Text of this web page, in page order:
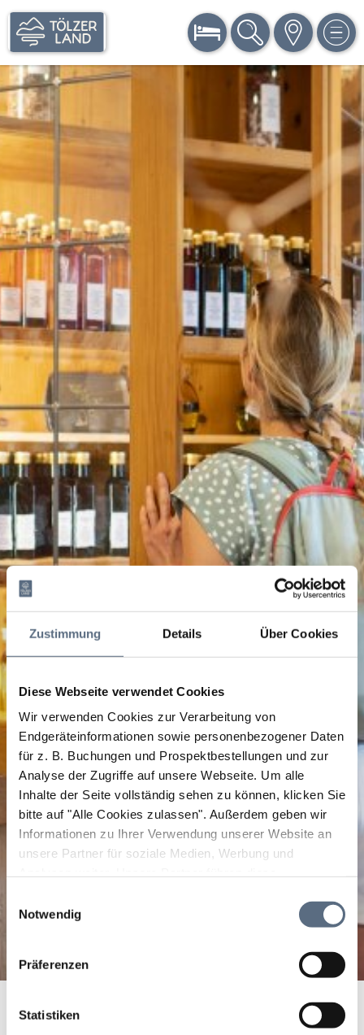
Zustimmung Details Über Cookies
Diese Webseite verwendet Cookies
Wir verwenden Cookies zur Verarbeitung von
Endgeräteinformationen sowie personenbezogener Daten
für z. B. Buchungen und Prospektbestellungen und zur
Analyse der Zugriffe auf unsere Webseite. Um alle
Inhalte der Seite vollständig sehen zu können, klicken Sie
bitte auf "Alle Cookies zulassen". Außerdem geben wir
Informationen zu Ihrer Verwendung unserer Website an
unsere Partner für soziale Medien, Werbung und
zusammen, die Sie ihnen bereitgestellt haben oder die
sie im Rahmen Ihrer Nutzung der Dienste gesammelt
Notwendig
Präferenzen
Statistiken
BUCHEN SUCHE KARTE MENÜ